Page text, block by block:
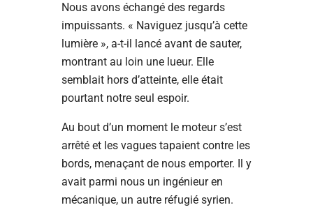
Nous avons échangé des regards
impuissants. « Naviguez jusqu’à cette
lumière », a-t-il lancé avant de sauter,
montrant au loin une lueur. Elle
semblait hors d’atteinte, elle était
pourtant notre seul espoir.
Au bout d’un moment le moteur s’est
arrêté et les vagues tapaient contre les
bords, menaçant de nous emporter. Il y
avait parmi nous un ingénieur en
mécanique, un autre réfugié syrien.